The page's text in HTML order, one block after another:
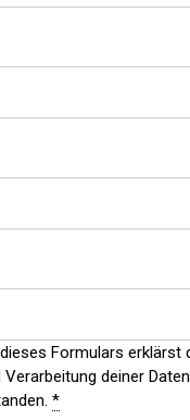
Formulars erklärst
deiner
*